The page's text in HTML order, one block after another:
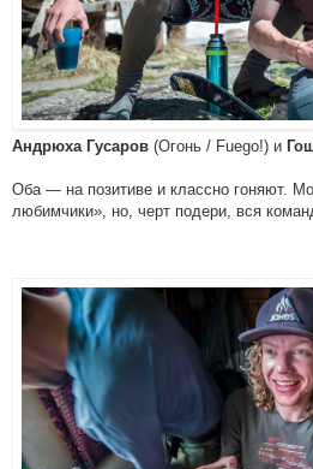
Андрюха Гусаров (Огонь / Fuego!) и
Оба — на позитиве и классно гоняют.
любимчики», но, черт подери, вся